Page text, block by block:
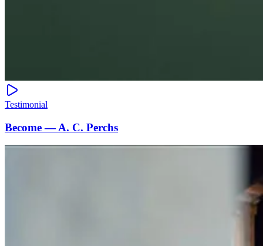
Testimonial
Become — A. C. Perchs